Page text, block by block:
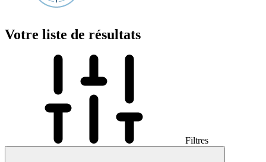
Votre liste de résultats
Filtres